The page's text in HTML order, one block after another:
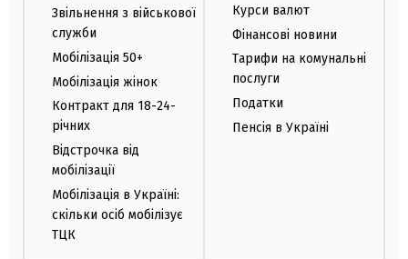
Звільнення з військової
служби
Мобілізація 50+
Мобілізація жінок
Контракт для 18-24-
річних
Відстрочка від
мобілізації
Мобілізація в Україні:
скільки осіб мобілізує
ТЦК
Курси валют
Фінансові новини
Тарифи на комунальні
послуги
Податки
Пенсія в Україні